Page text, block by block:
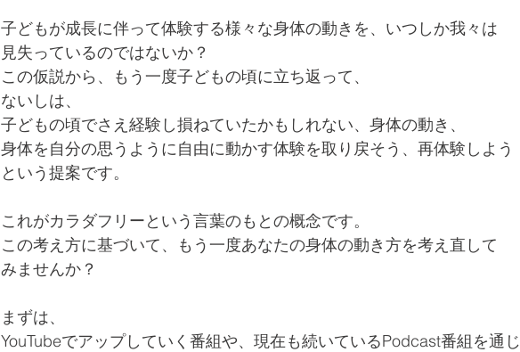
子どもが成長に伴って体験する様々な身体の動きを、いつしか我々は
見失っているのではないか？
この仮説から、もう一度子どもの頃に立ち返って、
ないしは、
子どもの頃でさえ経験し損ねていたかもしれない、身体の動き、
身体を自分の思うように自由に動かす体験を取り戻そう、再体験しよう
という提案です。
これがカラダフリーという言葉のもとの概念です。
この考え方に基づいて、もう一度あなたの身体の動き方を考え直して
みませんか？
まずは、
YouTubeでアップしていく番組や、現在も続いているPodcast番組を通じ